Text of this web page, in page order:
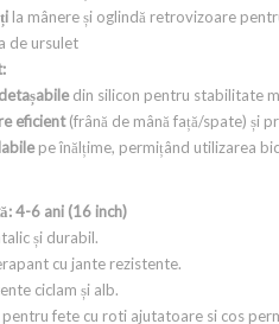
la mânere și oglindă retrovizoare
de ursulet
din silicon pentru stabilitate
eficient(frână de mână față/spate) și
pe înălțime, permițând utilizarea
4-6 ani (16 inch)
și durabil.
cu jante rezistente.
ciclam și alb.
pentru fete cu roti ajutatoare si cos